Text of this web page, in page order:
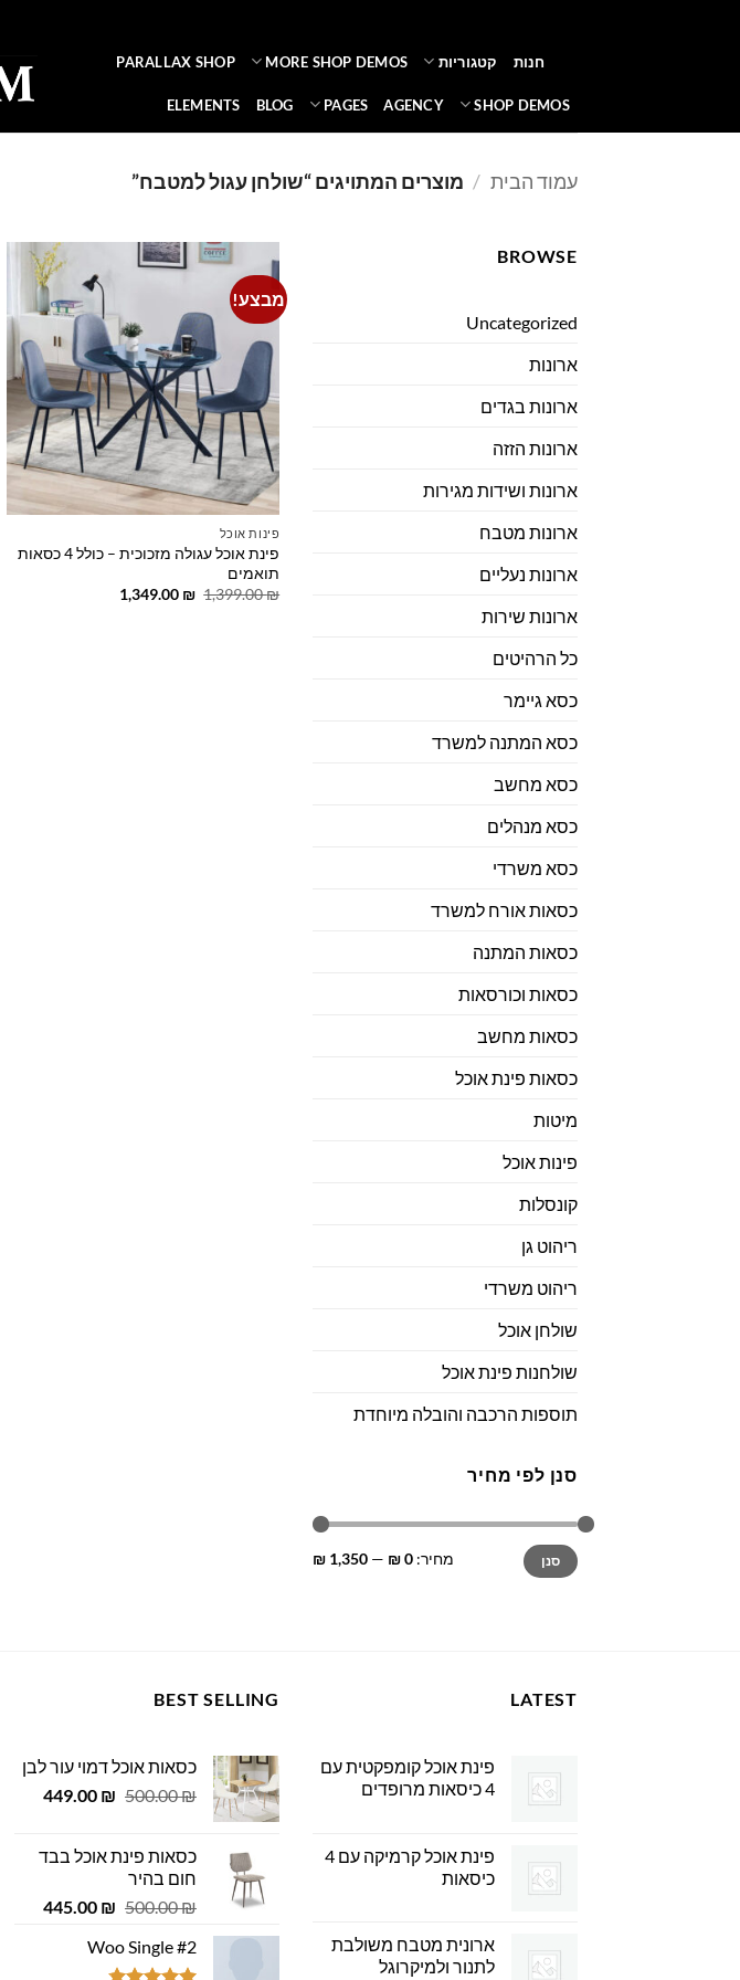
חנות קטגוריות MORE SHOP DEMOS
PARALLAX SHOP
SHOP DEMOS
AGENCY
PAGES
BLOG
ELEMENTS
עמוד הבית / מוצרים המתויגים “שולחן עגול למטבח”
BROWSE
Uncategorized
ארונות
ארונות בגדים
ארונות הזזה
ארונות ושידות מגירות
ארונות מטבח
ארונות נעליים
ארונות שירות
כל הרהיטים
כסא גיימר
כסא המתנה למשרד
כסא מחשב
כסא מנהלים
כסא משרדי
כסאות אורח למשרד
כסאות המתנה
כסאות וכורסאות
כסאות מחשב
כסאות פינת אוכל
מיטות
פינות אוכל
קונסלות
ריהוט גן
ריהוט משרדי
שולחן אוכל
שולחנות פינת אוכל
תוספות הרכבה והובלה מיוחדת
סנן לפי מחיר
מחיר
מינימלי
מחיר
מקסימלי
סנן מחיר: 0 ₪
—
1,350 ₪
מבצע!
Add to
wishlist
פינות אוכל
פינת אוכל עגולה מזכוכית – כולל 4 כסאות
תואמים
1,399.00₪
המחיר
1,349.00 ₪
LATEST
פינת אוכל קומפקטית עם
4 כיסאות מרופדים
פינת אוכל קרמיקה עם 4
כיסאות
ארונית מטבח משולבת
לתנור ולמיקרוגל
BEST SELLING
כסאות אוכל דמוי עור לבן
500.00₪
המחיר
500.00 ₪.
449.00 ₪
המחיר
449.00 ₪.כסאות פינת אוכל בבד
חום בהיר
500.00₪
המחיר
היה:
500.00 ₪.
445.00 ₪
המחיר
Woo Single #2